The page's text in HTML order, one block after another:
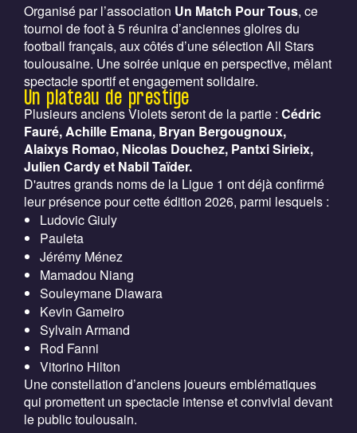
Organisé par l’association Un Match Pour Tous, ce
tournoi de foot à 5 réunira d’anciennes gloires du
football français, aux côtés d’une sélection All Stars
toulousaine. Une soirée unique en perspective, mêlant
spectacle sportif et engagement solidaire.
Un plateau de prestige
Plusieurs anciens Violets seront de la partie : Cédric
Fauré, Achille Emana, Bryan Bergougnoux,
Alaixys Romao, Nicolas Douchez, Pantxi Sirieix,
Julien Cardy et Nabil Taïder.
D'autres grands noms de la Ligue 1 ont déjà confirmé
leur présence pour cette édition 2026, parmi lesquels :
Ludovic Giuly
Pauleta
Jérémy Ménez
Mamadou Niang
Souleymane Diawara
Kevin Gameiro
Sylvain Armand
Rod Fanni
Vitorino Hilton
Une constellation d’anciens joueurs emblématiques
qui promettent un spectacle intense et convivial devant
le public toulousain.